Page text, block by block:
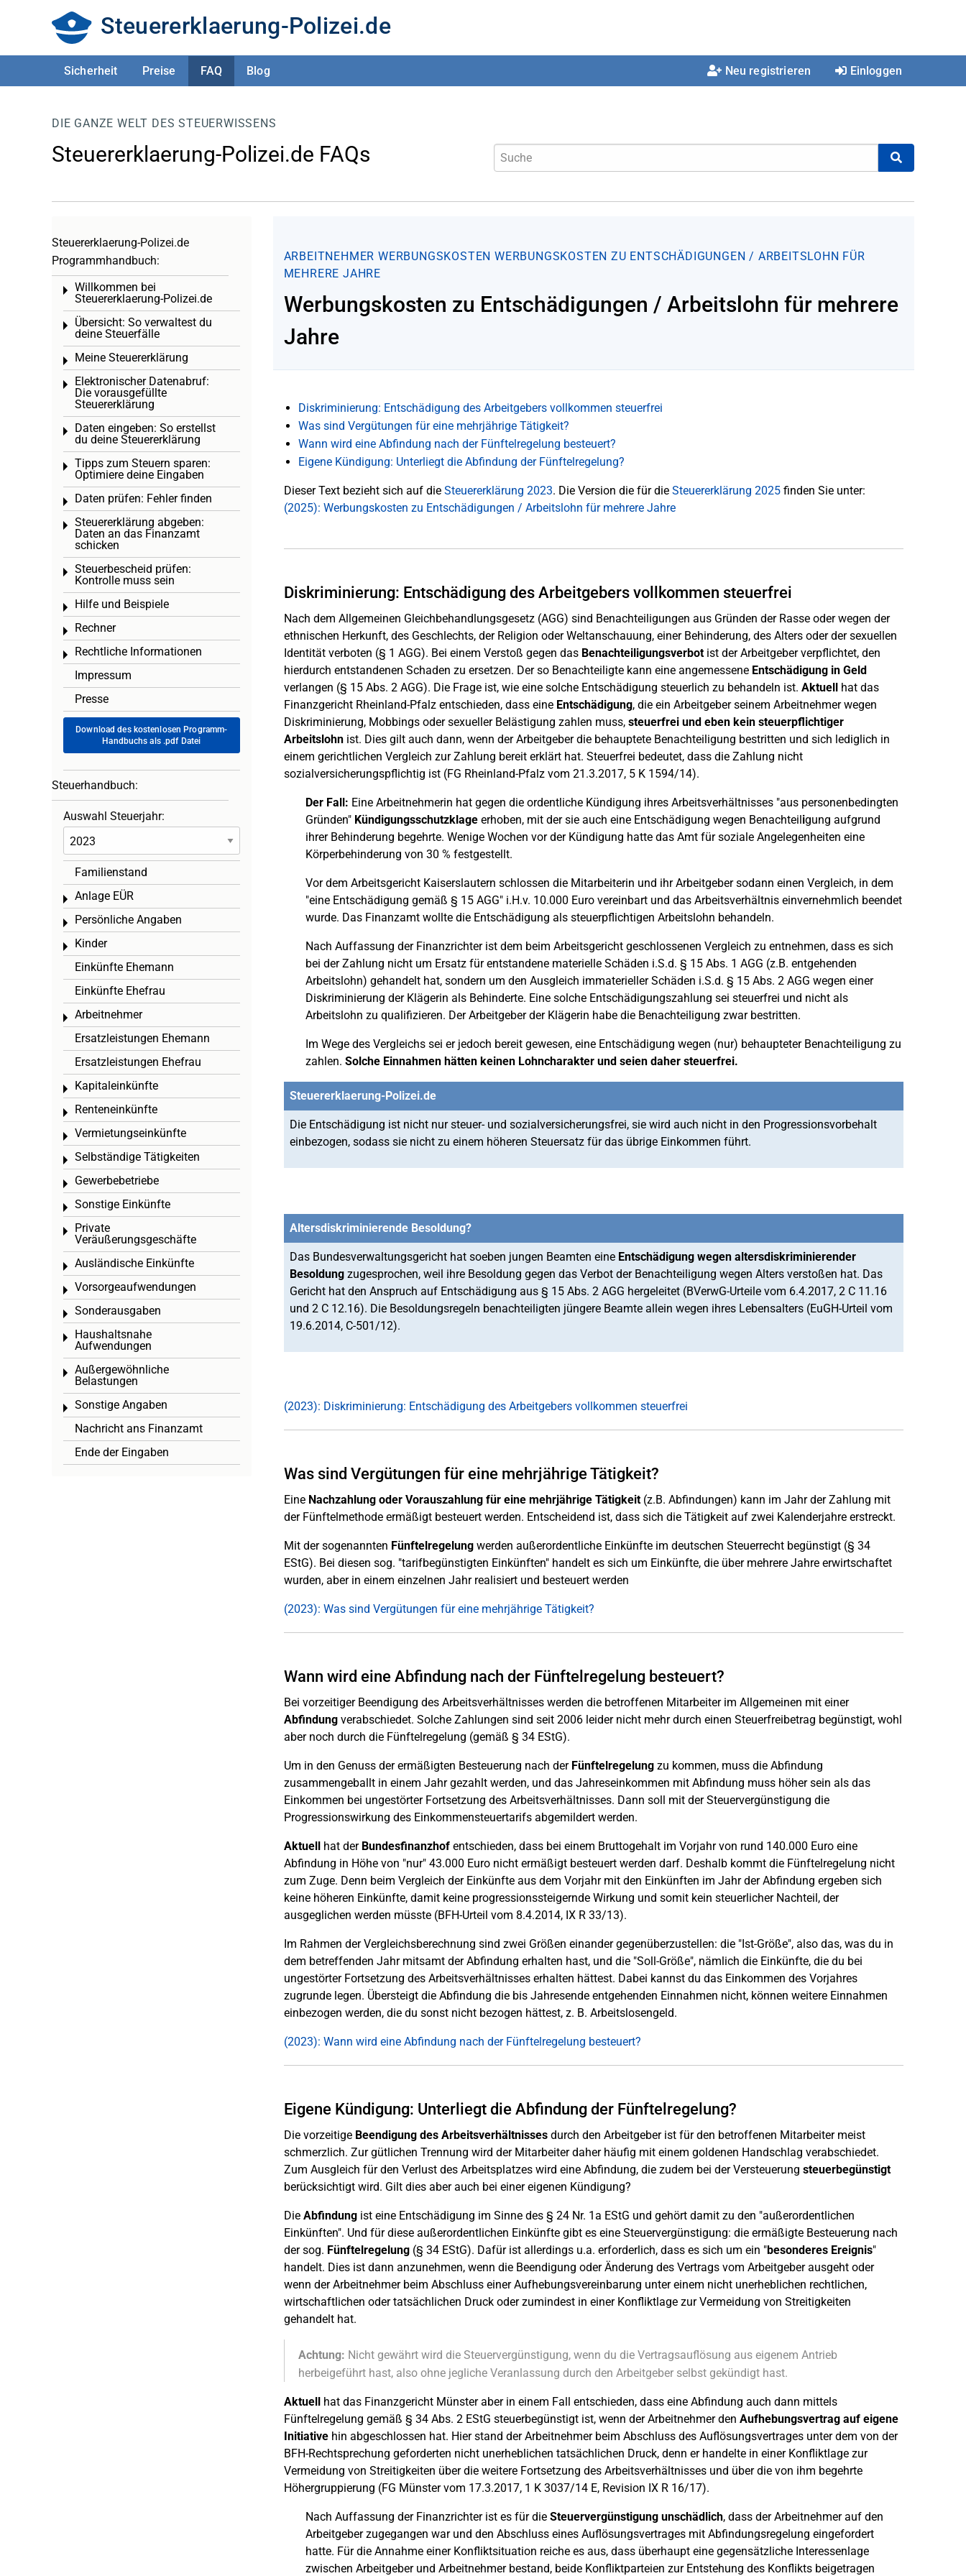
Steuererklaerung-Polizei.de
Sicherheit Preise FAQ Blog Neu registrieren Einloggen
DIE GANZE WELT DES STEUERWISSENS
Steuererklaerung-Polizei.de FAQs
ARBEITNEHMER WERBUNGSKOSTEN WERBUNGSKOSTEN ZU ENTSCHÄDIGUNGEN / ARBEITSLOHN FÜR
MEHRERE JAHRE
Werbungskosten zu Entschädigungen / Arbeitslohn für mehrere
Jahre
Diskriminierung: Entschädigung des Arbeitgebers vollkommen steuerfrei
Was sind Vergütungen für eine mehrjährige Tätigkeit?
Wann wird eine Abfindung nach der Fünftelregelung besteuert?
Eigene Kündigung: Unterliegt die Abfindung der Fünftelregelung?
Dieser Text bezieht sich auf die Steuererklärung 2023. Die Version die für die Steuererklärung 2025finden Sie unter:
(2025): Werbungskosten zu Entschädigungen / Arbeitslohn für mehrere Jahre
Diskriminierung: Entschädigung des Arbeitgebers vollkommen steuerfrei
Nach dem Allgemeinen Gleichbehandlungsgesetz (AGG) sind Benachteiligungen aus Gründen der Rasse oder wegen der
ethnischen Herkunft, des Geschlechts, der Religion oder Weltanschauung, einer Behinderung, des Alters oder der sexuellen
Identität verboten (§ 1 AGG). Bei einem Verstoß gegen das Benachteiligungsverbotist der Arbeitgeber verpflichtet, den
hierdurch entstandenen Schaden zu ersetzen. Der so Benachteiligte kann eine angemessene Entschädigung in Geld
verlangen (§ 15 Abs. 2 AGG). Die Frage ist, wie eine solche Entschädigung steuerlich zu behandeln ist. Aktuellhat das
Finanzgericht Rheinland-Pfalz entschieden, dass eine Entschädigung, die ein Arbeitgeber seinem Arbeitnehmer wegen
Diskriminierung, Mobbings oder sexueller Belästigung zahlen muss,steuerfrei und eben kein steuerpflichtiger
Arbeitslohnist. Dies gilt auch dann, wenn der Arbeitgeber die behauptete Benachteiligung bestritten und sich lediglich in
einem gerichtlichen Vergleich zur Zahlung bereit erklärt hat. Steuerfrei bedeutet, dass die Zahlung nicht
sozialversicherungspflichtig ist (FG Rheinland-Pfalz vom 21.3.2017, 5 K 1594/14).
Der Fall: Eine Arbeitnehmerin hat gegen die ordentliche Kündigung ihres Arbeitsverhältnisses "aus personenbedingten
Gründen" Kündigungsschutzklageerhoben, mit der sie auch eine Entschädigung wegen Benachteiligung aufgrund
ihrer Behinderung begehrte. Wenige Wochen vor der Kündigung hatte das Amt für soziale Angelegenheiten eine
Körperbehinderung von 30 % festgestellt.
Vor dem Arbeitsgericht Kaiserslautern schlossen die Mitarbeiterin und ihr Arbeitgeber sodann einen Vergleich, in dem
"eine Entschädigung gemäß § 15 AGG" i.H.v. 10.000 Euro vereinbart und das Arbeitsverhältnis einvernehmlich beendet
wurde. Das Finanzamt wollte die Entschädigung als steuerpflichtigen Arbeitslohn behandeln.
Nach Auffassung der Finanzrichter ist dem beim Arbeitsgericht geschlossenen Vergleich zu entnehmen, dass es sich
bei der Zahlung nicht um Ersatz für entstandene materielle Schäden i.S.d. § 15 Abs. 1 AGG (z.B. entgehenden
Arbeitslohn) gehandelt hat, sondern um den Ausgleich immaterieller Schäden i.S.d. § 15 Abs. 2 AGG wegen einer
Diskriminierung der Klägerin als Behinderte. Eine solche Entschädigungszahlung sei steuerfrei und nicht als
Arbeitslohn zu qualifizieren. Der Arbeitgeber der Klägerin habe die Benachteiligung zwar bestritten.
Im Wege des Vergleichs sei er jedoch bereit gewesen, eine Entschädigung wegen (nur) behaupteter Benachteiligung zu
zahlen. Solche Einnahmen hätten keinen Lohncharakter und seien daher steuerfrei.
Steuererklaerung-Polizei.de
Die Entschädigung ist nicht nur steuer- und sozialversicherungsfrei, sie wird auch nicht in den Progressionsvorbehalt
einbezogen, sodass sie nicht zu einem höheren Steuersatz für das übrige Einkommen führt.
Altersdiskriminierende Besoldung?
Das Bundesverwaltungsgericht hat soeben jungen Beamten eine Entschädigung wegen altersdiskriminierender
Besoldungzugesprochen, weil ihre Besoldung gegen das Verbot der Benachteiligung wegen Alters verstoßen hat. Das
Gericht hat den Anspruch auf Entschädigung aus § 15 Abs. 2 AGG hergeleitet (BVerwG-Urteile vom 6.4.2017, 2 C 11.16
und 2 C 12.16). Die Besoldungsregeln benachteiligten jüngere Beamte allein wegen ihres Lebensalters (EuGH-Urteil vom
19.6.2014, C-501/12).
(2023): Diskriminierung: Entschädigung des Arbeitgebers vollkommen steuerfrei
Was sind Vergütungen für eine mehrjährige Tätigkeit?
Eine Nachzahlung oder Vorauszahlung für eine mehrjährige Tätigkeit(z.B. Abfindungen) kann im Jahr der Zahlung mit
der Fünftelmethode ermäßigt besteuert werden. Entscheidend ist, dass sich die Tätigkeit auf zwei Kalenderjahre erstreckt.
Mit der sogenannten Fünftelregelungwerden außerordentliche Einkünfte im deutschen Steuerrecht begünstigt (§ 34
EStG). Bei diesen sog. "tarifbegünstigten Einkünften" handelt es sich um Einkünfte, die über mehrere Jahre erwirtschaftet
wurden, aber in einem einzelnen Jahr realisiert und besteuert werden
(2023): Was sind Vergütungen für eine mehrjährige Tätigkeit?
Wann wird eine Abfindung nach der Fünftelregelung besteuert?
Bei vorzeitiger Beendigung des Arbeitsverhältnisses werden die betroffenen Mitarbeiter im Allgemeinen mit einer
Abfindungverabschiedet. Solche Zahlungen sind seit 2006 leider nicht mehr durch einen Steuerfreibetrag begünstigt, wohl
aber noch durch die Fünftelregelung (gemäß § 34 EStG).
Um in den Genuss der ermäßigten Besteuerung nach der Fünftelregelungzu kommen, muss die Abfindung
zusammengeballt in einem Jahr gezahlt werden, und das Jahreseinkommen mit Abfindung muss höher sein als das
Einkommen bei ungestörter Fortsetzung des Arbeitsverhältnisses. Dann soll mit der Steuervergünstigung die
Progressionswirkung des Einkommensteuertarifs abgemildert werden.
Aktuellhat der Bundesfinanzhofentschieden, dass bei einem Bruttogehalt im Vorjahr von rund 140.000 Euro eine
Abfindung in Höhe von "nur" 43.000 Euro nicht ermäßigt besteuert werden darf. Deshalb kommt die Fünftelregelung nicht
zum Zuge. Denn beim Vergleich der Einkünfte aus dem Vorjahr mit den Einkünften im Jahr der Abfindung ergeben sich
keine höheren Einkünfte, damit keine progressionssteigernde Wirkung und somit kein steuerlicher Nachteil, der
ausgeglichen werden müsste (BFH-Urteil vom 8.4.2014, IX R 33/13).
Im Rahmen der Vergleichsberechnung sind zwei Größen einander gegenüberzustellen: die "Ist-Größe", also das, was du in
dem betreffenden Jahr mitsamt der Abfindung erhalten hast, und die "Soll-Größe", nämlich die Einkünfte, die du bei
ungestörter Fortsetzung des Arbeitsverhältnisses erhalten hättest. Dabei kannst du das Einkommen des Vorjahres
zugrunde legen. Übersteigt die Abfindung die bis Jahresende entgehenden Einnahmen nicht, können weitere Einnahmen
einbezogen werden, die du sonst nicht bezogen hättest, z. B. Arbeitslosengeld.
(2023): Wann wird eine Abfindung nach der Fünftelregelung besteuert?
Eigene Kündigung: Unterliegt die Abfindung der Fünftelregelung?
Die vorzeitige Beendigung des Arbeitsverhältnissesdurch den Arbeitgeber ist für den betroffenen Mitarbeiter meist
schmerzlich. Zur gütlichen Trennung wird der Mitarbeiter daher häufig mit einem goldenen Handschlag verabschiedet.
Zum Ausgleich für den Verlust des Arbeitsplatzes wird eine Abfindung, die zudem bei der Versteuerung steuerbegünstigt
berücksichtigt wird. Gilt dies aber auch bei einer eigenen Kündigung?
Die Abfindungist eine Entschädigung im Sinne des § 24 Nr. 1a EStG und gehört damit zu den "außerordentlichen
Einkünften". Und für diese außerordentlichen Einkünfte gibt es eine Steuervergünstigung: die ermäßigte Besteuerung nach
der sog. Fünftelregelung(§ 34 EStG). Dafür ist allerdings u.a. erforderlich, dass es sich um ein "besonderes Ereignis"
handelt. Dies ist dann anzunehmen, wenn die Beendigung oder Änderung des Vertrags vom Arbeitgeber ausgeht oder
wenn der Arbeitnehmer beim Abschluss einer Aufhebungsvereinbarung unter einem nicht unerheblichen rechtlichen,
wirtschaftlichen oder tatsächlichen Druck oder zumindest in einer Konfliktlage zur Vermeidung von Streitigkeiten
gehandelt hat.
Achtung: Nicht gewährt wird die Steuervergünstigung, wenn du die Vertragsauflösung aus eigenem Antrieb
herbeigeführt hast, also ohne jegliche Veranlassung durch den Arbeitgeber selbst gekündigt hast.
Aktuellhat das Finanzgericht Münster aber in einem Fall entschieden, dass eine Abfindung auch dann mittels
Fünftelregelung gemäß § 34 Abs. 2 EStG steuerbegünstigt ist, wenn der Arbeitnehmer den Aufhebungsvertrag auf eigene
Initiativehin abgeschlossen hat. Hier stand der Arbeitnehmer beim Abschluss des Auflösungsvertrages unter dem von der
BFH-Rechtsprechung geforderten nicht unerheblichen tatsächlichen Druck, denn er handelte in einer Konfliktlage zur
Vermeidung von Streitigkeiten über die weitere Fortsetzung des Arbeitsverhältnisses und über die von ihm begehrte
Höhergruppierung (FG Münster vom 17.3.2017, 1 K 3037/14 E, Revision IX R 16/17).
Nach Auffassung der Finanzrichter ist es für die Steuervergünstigung unschädlich, dass der Arbeitnehmer auf den
Arbeitgeber zugegangen war und den Abschluss eines Auflösungsvertrages mit Abfindungsregelung eingefordert
hatte. Für die Annahme einer Konfliktsituation reiche es aus, dass überhaupt eine gegensätzliche Interessenlage
zwischen Arbeitgeber und Arbeitnehmer bestand, beide Konfliktparteien zur Entstehung des Konflikts beigetragen
Steuererklaerung-Polizei.de
Programmhandbuch:
Willkommen bei
Steuererklaerung-Polizei.de
Toggle menu
Übersicht: So verwaltest du
deine Steuerfälle
Toggle menu
Meine Steuererklärung
Toggle menu
Elektronischer Datenabruf:
Die vorausgefüllte
Steuererklärung
Toggle menu
Daten eingeben: So erstellst
du deine Steuererklärung
Toggle menu
Tipps zum Steuern sparen:
Optimiere deine Eingaben
Toggle menu
Daten prüfen: Fehler finden
Toggle menu
Steuererklärung abgeben:
Daten an das Finanzamt
schicken
Toggle menu
Steuerbescheid prüfen:
Kontrolle muss sein
Toggle menu
Hilfe und Beispiele
Toggle menu
Rechner
Toggle menu
Rechtliche Informationen
Toggle menu
Impressum
Presse
Download des kostenlosen Programm-
Handbuchs als .pdf Datei
Steuerhandbuch:
Auswahl Steuerjahr:
Familienstand
Anlage EÜR
Toggle menu
Persönliche Angaben
Toggle menu
Kinder
Toggle menu
Einkünfte Ehemann
Einkünfte Ehefrau
Arbeitnehmer
Toggle menu
Ersatzleistungen Ehemann
Ersatzleistungen Ehefrau
Kapitaleinkünfte
Toggle menu
Renteneinkünfte
Toggle menu
Vermietungseinkünfte
Toggle menu
Selbständige Tätigkeiten
Toggle menu
Gewerbebetriebe
Toggle menu
Sonstige Einkünfte
Toggle menu
Private
Veräußerungsgeschäfte
Toggle menu
Ausländische Einkünfte
Toggle menu
Vorsorgeaufwendungen
Toggle menu
Sonderausgaben
Toggle menu
Haushaltsnahe
Aufwendungen
Toggle menu
Außergewöhnliche
Belastungen
Toggle menu
Sonstige Angaben
Toggle menu
Nachricht ans Finanzamt
Ende der Eingaben